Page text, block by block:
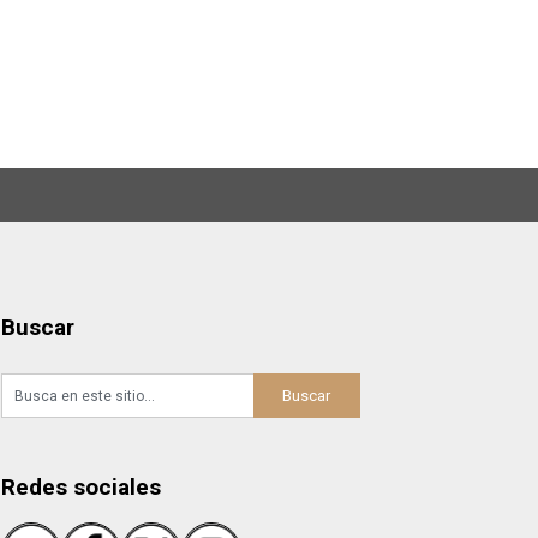
Buscar
Redes sociales